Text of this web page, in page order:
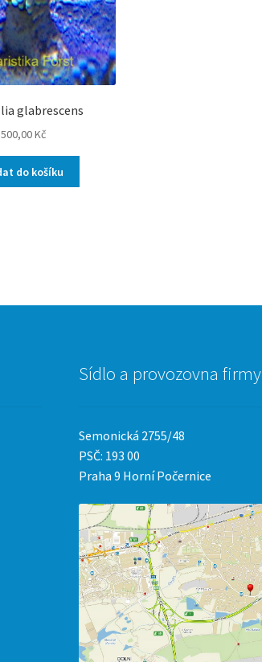
glabrescens
500,00Kč
do košíku
Sídlo a provozovna firmy
Semonická 2755/48
PSČ: 193 00
Praha 9 Horní Počernice